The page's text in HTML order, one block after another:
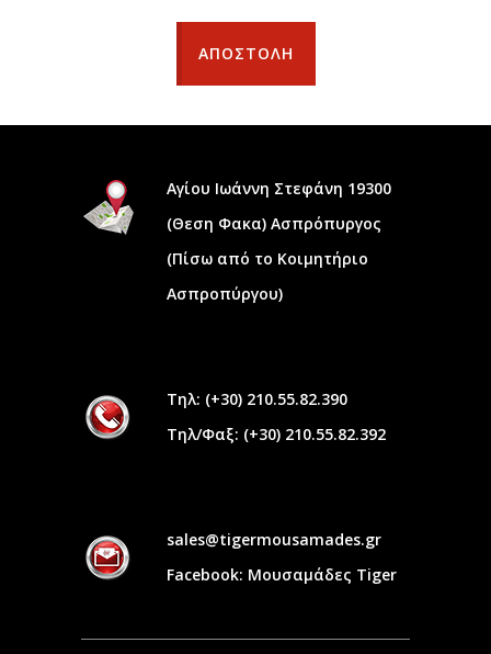
ΑΠΟΣΤΟΛΗ
Αγίου Ιωάννη Στεφάνη 19300
(Θεση Φακα) Ασπρόπυργος
(Πίσω από το Κοιμητήριο
Ασπροπύργου)
Τηλ: (+30) 210.55.82.390
Τηλ/Φαξ: (+30) 210.55.82.392
sales@tigermousamades.gr
Facebook: Μουσαμάδες Tiger